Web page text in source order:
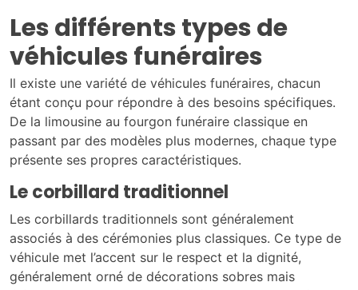
Les différents types de
véhicules funéraires
Il existe une variété de véhicules funéraires, chacun
étant conçu pour répondre à des besoins spécifiques.
De la limousine au fourgon funéraire classique en
passant par des modèles plus modernes, chaque type
présente ses propres caractéristiques.
Le corbillard traditionnel
Les corbillards traditionnels sont généralement
associés à des cérémonies plus classiques. Ce type de
véhicule met l’accent sur le respect et la dignité,
généralement orné de décorations sobres mais